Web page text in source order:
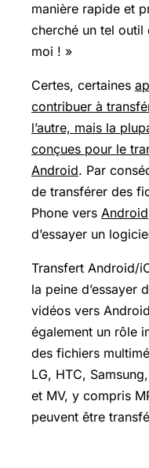
manière rapide et
cherché un tel
moi ! »
Certes, certaines
contribuer à
l’autre, mais la
conçues pour le
Android. Par
de transférer des
Phone vers Android
d’essayer un
Transfert Android/
la peine d’essayer
vidéos vers
également un rôle
des fichiers
LG, HTC,
et MV, y compris
peuvent être